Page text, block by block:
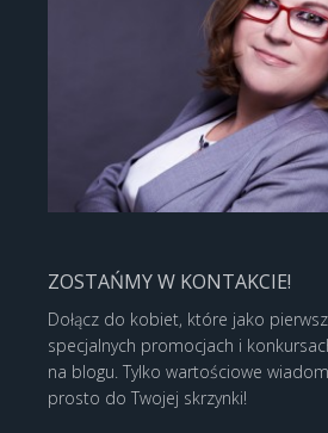
ZOSTAŃMY W KONTAKCIE!
Dołącz do kobiet, które jako
specjalnych promocjach i
na blogu. Tylko wartościowe
prosto do Twojej skrzynki!